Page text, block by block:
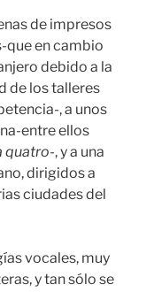
de impresos
que en cambio
debido a la
de los talleres
, a unos
entre ellos
quatro-, y a una
dirigidos a
ciudades del
vocales, muy
y tan sólo se